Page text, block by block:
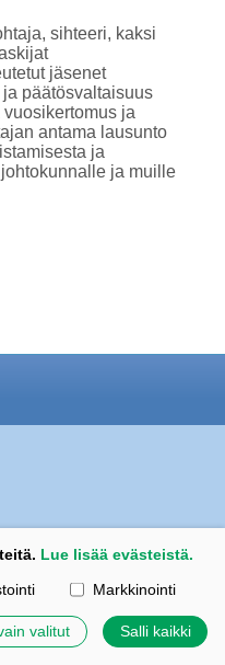
sihteeri, kaksi
jäsenet
päätösvaltaisuus
ja
antama lausunto
ja
ja muille
Lue lisää evästeistä.
Markkinointi
valitut Salli kaikki